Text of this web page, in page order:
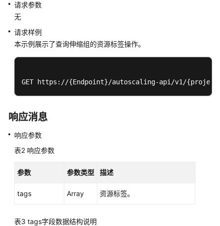
考
SDK
参
见
问
频
帮
品
语
请求参数
无
请求样例
本示例展示了查询伸缩组的资源标签操作。
GET https://{Endpoint}/autoscaling-api/v1/
响应消息
响应参数
表2 响应参数
参数 参数类型 描述
tags Array 资源标签。
表3 tags字段数据结构说明